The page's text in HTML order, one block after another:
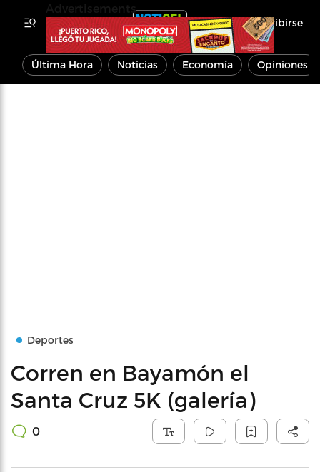
Inscribirse
Última Hora Noticias Economía Opiniones
Deportes
Corren en Bayamón el
Santa Cruz 5K (galería)
0
Advertisements